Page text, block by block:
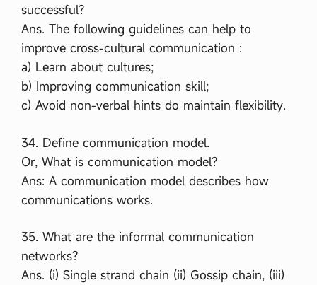
successful?
Ans. The following guidelines can help to
improve cross-cultural communication :
a) Learn about cultures;
b) Improving communication skill;
c) Avoid non-verbal hints do maintain flexibility.
34. Define communication model.
Or, What is communication model?
Ans: A communication model describes how
communications works.
35. What are the informal communication
networks?
Ans. (i) Single strand chain (ii) Gossip chain, (iii)